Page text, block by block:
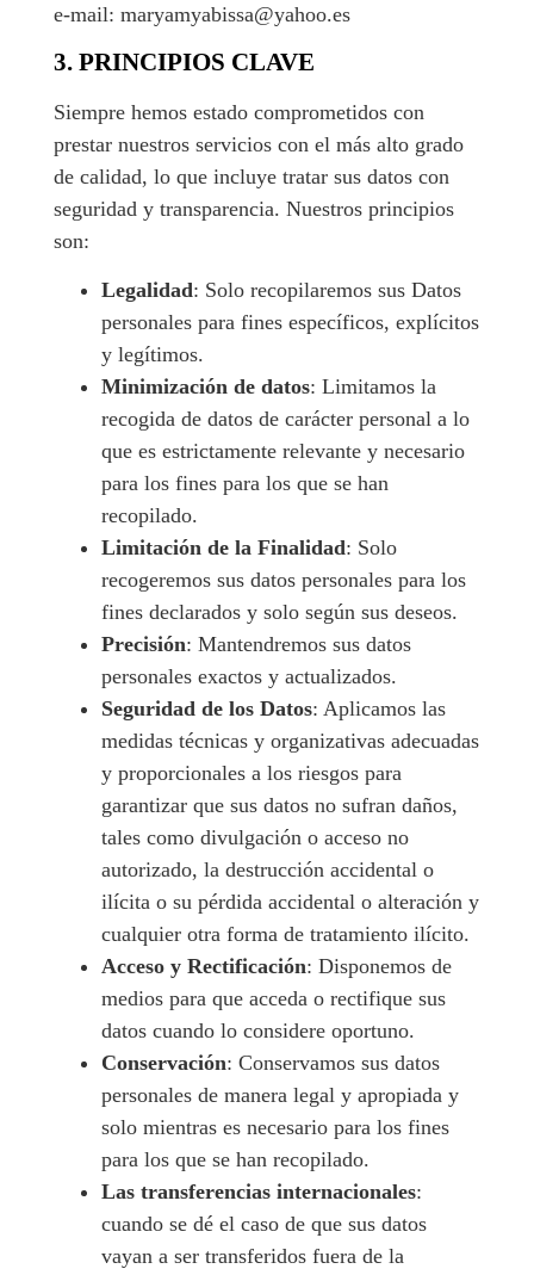
e-mail: maryamyabissa@yahoo.es
3. PRINCIPIOS CLAVE
Siempre hemos estado comprometidos con
prestar nuestros servicios con el más alto grado
de calidad, lo que incluye tratar sus datos con
seguridad y transparencia. Nuestros principios
son:
Legalidad: Solo recopilaremos sus Datos
personales para fines específicos, explícitos
y legítimos.
Minimización de datos: Limitamos la
recogida de datos de carácter personal a lo
que es estrictamente relevante y necesario
para los fines para los que se han
recopilado.
Limitación de la Finalidad: Solo
recogeremos sus datos personales para los
fines declarados y solo según sus deseos.
Precisión: Mantendremos sus datos
personales exactos y actualizados.
Seguridad de los Datos: Aplicamos las
medidas técnicas y organizativas adecuadas
y proporcionales a los riesgos para
garantizar que sus datos no sufran daños,
tales como divulgación o acceso no
autorizado, la destrucción accidental o
ilícita o su pérdida accidental o alteración y
cualquier otra forma de tratamiento ilícito.
Acceso y Rectificación: Disponemos de
medios para que acceda o rectifique sus
datos cuando lo considere oportuno.
Conservación: Conservamos sus datos
personales de manera legal y apropiada y
solo mientras es necesario para los fines
para los que se han recopilado.
Las transferencias internacionales:
cuando se dé el caso de que sus datos
vayan a ser transferidos fuera de la